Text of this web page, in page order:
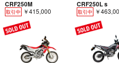
CRF250M
取引中 ￥415,000
CRF250L s
取引中 ￥